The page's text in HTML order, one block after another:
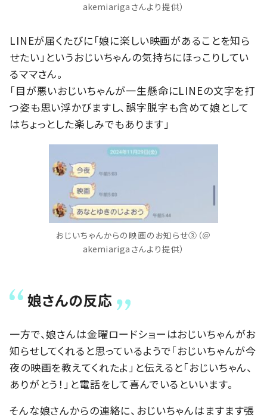
akemiarigaさんより提供）
LINEが届くたびに「娘に楽しい映画があることを知ら
せたい」というおじいちゃんの気持ちにほっこりしてい
るママさん。
「目が悪いおじいちゃんが一生懸命にLINEの文字を打
つ姿も思い浮かびますし、誤字脱字も含めて娘として
はちょっとした楽しみでもあります」
おじいちゃんからの映画のお知らせ③（＠
akemiarigaさんより提供）
娘さんの反応
一方で、娘さんは金曜ロードショーはおじいちゃんがお
知らせしてくれると思っているようで「おじいちゃんが今
夜の映画を教えてくれたよ」と伝えると「おじいちゃん、
ありがとう！」と電話をして喜んでいるといいます。
そんな娘さんからの連絡に、おじいちゃんはますます張